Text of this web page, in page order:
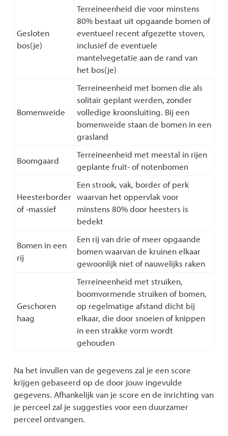
Gesloten
bos(je)
Terreineenheid die voor minstens
80% bestaat uit opgaande bomen of
eventueel recent afgezette stoven,
inclusief de eventuele
mantelvegetatie aan de rand van
het bos(je)
Bomenweide
Terreineenheid met bomen die als
solitair geplant werden, zonder
volledige kroonsluiting. Bij een
bomenweide staan de bomen in een
grasland
Boomgaard
Terreineenheid met meestal in rijen
geplante fruit- of notenbomen
Heesterborder
of -massief
Een strook, vak, border of perk
waarvan het oppervlak voor
minstens 80% door heesters is
bedekt
Bomen in een
rij
Een rij van drie of meer opgaande
bomen waarvan de kruinen elkaar
gewoonlijk niet of nauwelijks raken
Geschoren
haag
Terreineenheid met struiken,
boomvormende struiken of bomen,
op regelmatige afstand dicht bij
elkaar, die door snoeien of knippen
in een strakke vorm wordt
gehouden
Na het invullen van de gegevens zal je een score
krijgen gebaseerd op de door jouw ingevulde
gegevens. Afhankelijk van je score en de inrichting van
je perceel zal je suggesties voor een duurzamer
perceel ontvangen.